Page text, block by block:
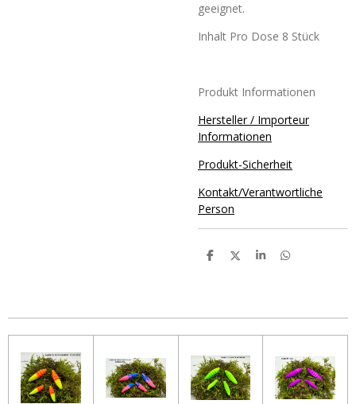
geeignet.
Inhalt Pro Dose 8 Stück
Produkt Informationen
Hersteller / Importeur
Informationen
Produkt-Sicherheit
Kontakt/Verantwortliche
Person
T
n
T
n
T
n
T
n